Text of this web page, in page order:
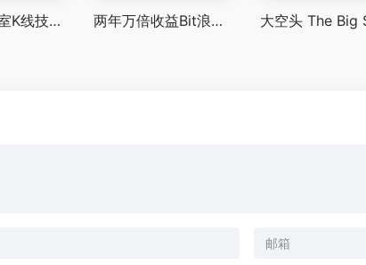
半木夏读书室K线技术分析视频合集 两年万倍收益Bit浪浪绝版交易视频课程